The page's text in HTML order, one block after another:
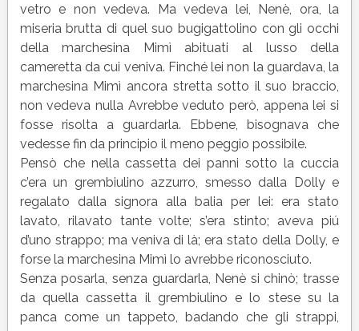
vetro e non vedeva. Ma vedeva lei, Nenè, ora, la
miseria brutta di quel suo bugigattolino con gli occhi
della marchesina Mimì abituati al lusso della
cameretta da cui veniva. Finché lei non la guardava, la
marchesina Mimì ancora stretta sotto il suo braccio,
non vedeva nulla Avrebbe veduto però, appena lei si
fosse risolta a guardarla. Ebbene, bisognava che
vedesse fin da principio il meno peggio possibile.
Pensò che nella cassetta dei panni sotto la cuccia
c’era un grembiulino azzurro, smesso dalla Dolly e
regalato dalla signora alla balia per lei: era stato
lavato, rilavato tante volte; s’era stinto; aveva piú
d’uno strappo; ma veniva di là; era stato della Dolly, e
forse la marchesina Mimì lo avrebbe riconosciuto.
Senza posarla, senza guardarla, Nenè si chinò; trasse
da quella cassetta il grembiulino e lo stese su la
panca come un tappeto, badando che gli strappi,